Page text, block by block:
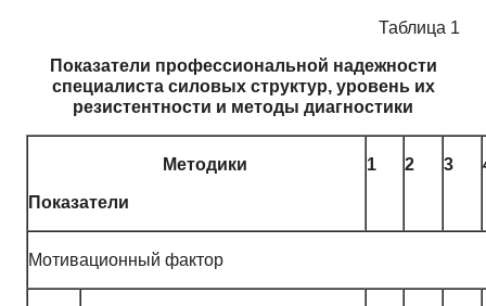
Таблица 1
Показатели профессиональной надежности
специалиста силовых структур, уровень их
резистентности и методы диагностики
Методики
Показатели
1 2 3
Мотивационный фактор